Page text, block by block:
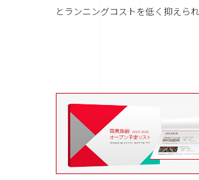
とランニングコストを低く抑えら